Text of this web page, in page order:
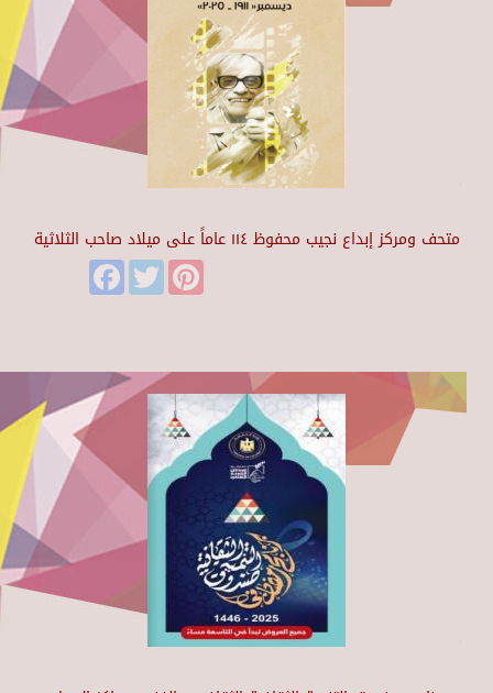
متحف ومركز إبداع نجيب محفوظ ١١٤ عاماً على ميلاد صاحب الثلاثية
FacebookTwitter